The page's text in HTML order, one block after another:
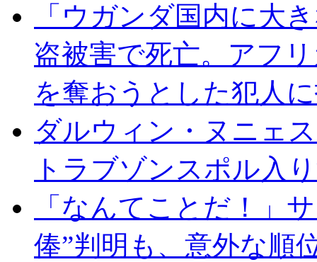
「ウガンダ国内に大
盗被害で死亡。アフ
を奪おうとした犯人
ダルウィン・ヌニェ
トラブゾンスポル入
「なんてことだ！」
俸”判明も、意外な順